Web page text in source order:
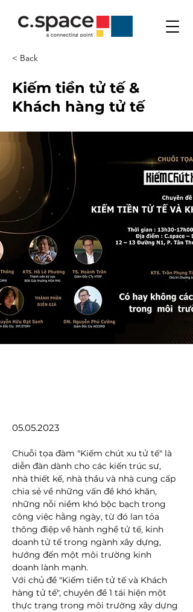
< Back
Kiếm tiền tử tế &
Khách hàng tử tế
05.05.2023
Chuỗi tọa đàm "Kiếm chút xu tử tế" là
diễn đàn dành cho các kiến trúc sư,
nhà thiết kế, nhà thầu và nhà cung cấp
chia sẻ về những vấn đề khó khăn,
những nỗi niềm khó bộc bạch trong
công việc hằng ngày, từ đó lan tỏa
thông điệp về hành nghề tử tế, kinh
doanh tử tế trong ngành xây dựng,
hướng đến một môi trường kinh
doanh lành mạnh.
Với chủ đề "Kiếm tiền tử tế và Khách
hàng tử tế", chuyên đề 1 tái hiện một
thực trạng trong môi trường xây dựng